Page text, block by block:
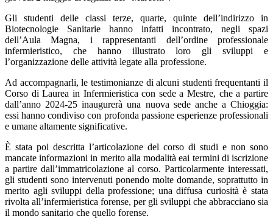
Gli studenti delle classi terze, quarte, quinte dell’indirizzo in
Biotecnologie Sanitarie hanno infatti incontrato, negli spazi
dell’Aula Magna, i rappresentanti dell’ordine professionale
infermieristico, che hanno illustrato loro gli sviluppi e
l’organizzazione delle attività legate alla professione.
Ad accompagnarli, le testimonianze di alcuni studenti frequentanti il
Corso di Laurea in Infermieristica con sede a Mestre, che a partire
dall’anno 2024-25 inaugurerà una nuova sede anche a Chioggia:
essi hanno condiviso con profonda passione esperienze professionali
e umane altamente significative.
È stata poi descritta l’articolazione del corso di studi e non sono
mancate informazioni in merito alla modalità eai termini di iscrizione
a partire dall’immatricolazione al corso. Particolarmente interessati,
gli studenti sono intervenuti ponendo molte domande, soprattutto in
merito agli sviluppi della professione; una diffusa curiosità è stata
rivolta all’infermieristica forense, per gli sviluppi che abbracciano sia
il mondo sanitario che quello forense.